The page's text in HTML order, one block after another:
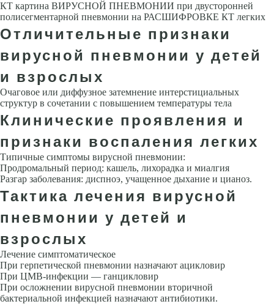
КТ картина ВИРУСНОЙ ПНЕВМОНИИ при двусторонней
полисегментарной пневмонии на РАСШИФРОВКЕ КТ легких
Отличительные признаки
вирусной пневмонии у детей
и взрослых
Очаговое или диффузное затемнение интерстициальных
структур в соче­тании с повышением температуры тела
Клинические проявления и
признаки воспаления легких
Типичные симптомы вирусной пневмонии:
Продромальный период: кашель, лихорадка и миалгия
Разгар заболева­ния: диспноэ, учащенное дыхание и цианоз.
Тактика лечения вирусной
пневмонии у детей и
взрослых
Лечение симптоматическое
При герпетической пневмонии назначают ацикловир
При ЦМВ-инфекции — ганцикловир
При осложнении вирусной пневмонии вторичной
бактериальной инфекцией назначают антибиотики.